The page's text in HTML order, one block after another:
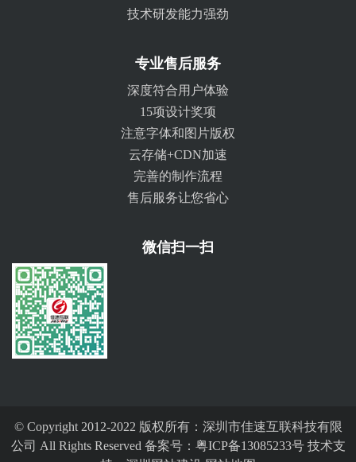
技术研发能力强劲
专业售后服务
深度符合用户体验
15项设计奖项
注意字体和图片版权
云存储+CDN加速
完善的制作流程
售后服务让您省心
微信扫一扫
© Copyright 2012-2022 版权所有：深圳市佳速互联科技有限
公司 All Rights Reserved 备案号： 粤ICP备13085233号技术支